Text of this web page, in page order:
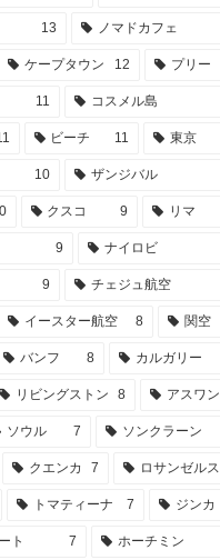
13 ノマドカフェ
ケープタウン 12 プリー
11 コスメル島
ビーチ 11 東京
10 ザンジバル
クスコ 9 リマ
9 ナイロビ
9 チェジュ航空
イースター航空 8 関空
バンフ 8 カルガリー
リビングストン 8 アスワン
ソウル 7 ソンクラーン
クエンカ 7 ロサンゼルス
トマティーナ 7 ジンカ
ト 7 ホーチミン